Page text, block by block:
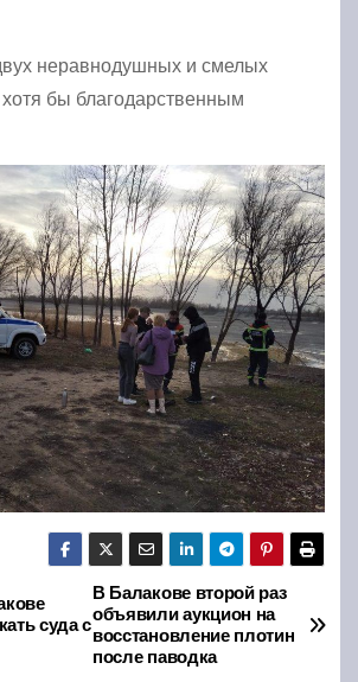
неравнодушных и смелых
бы благодарственным
В Балакове второй раз
объявили аукцион на
восстановление плотин
после паводка
суда с